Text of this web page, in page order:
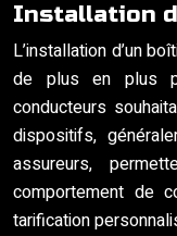
Installation
L’installation d’un
de plus en plus
conducteurs
dispositifs,
assureurs,
comportement de
tarification